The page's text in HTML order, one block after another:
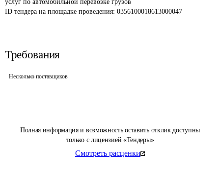
Полная информация и возможность оставить отклик доступны
только с лицензией «Тендеры»
Смотреть расценки
услуг по автомобильной перевозке грузов
ID тендера на площадке проведения: 0356100018613000047
Требования
Несколько поставщиков